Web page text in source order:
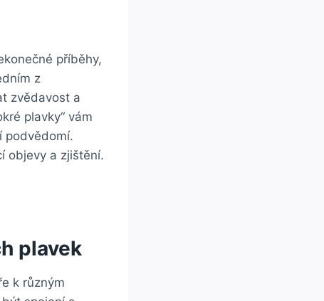
příběhy,
z
zvědavost a
plavky“ vám
podvědomí.
objevy a zjištění.
plavek
k různým